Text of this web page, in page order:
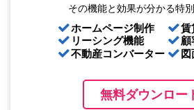
その機能と効果が分かる特別
ホームページ制作
リーシング機能
不動産コンバーター
賃
顧
図
無料ダウンロー